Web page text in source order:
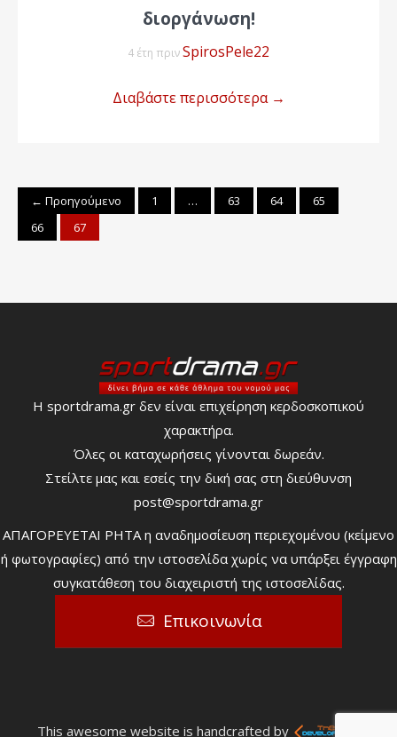
διοργάνωση!
4 έτη πρινSpirosPele22
Διαβάστε περισσότερα →
← Προηγούμενο 1 … 63 64
65
66
67
Η sportdrama.gr δεν είναι επιχείρηση κερδοσκοπικού
χαρακτήρα.
Όλες οι καταχωρήσεις γίνονται δωρεάν.
Στείλτε μας και εσείς την δική σας στη διεύθυνση
post@sportdrama.gr
ΑΠΑΓΟΡΕΥΕΤΑΙ ΡΗΤΑ η αναδημοσίευση περιεχομένου (κείμενο
ή φωτογραφίες) από την ιστοσελίδα χωρίς να υπάρξει έγγραφη
συγκατάθεση του διαχειριστή της ιστοσελίδας.
Επικοινωνία
This awesome website is handcrafted by